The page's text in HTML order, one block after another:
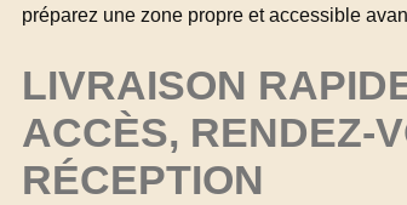
préparez une zone propre et accessible
LIVRAISON
ACCÈS, RENDEZ-
RÉCEPTION